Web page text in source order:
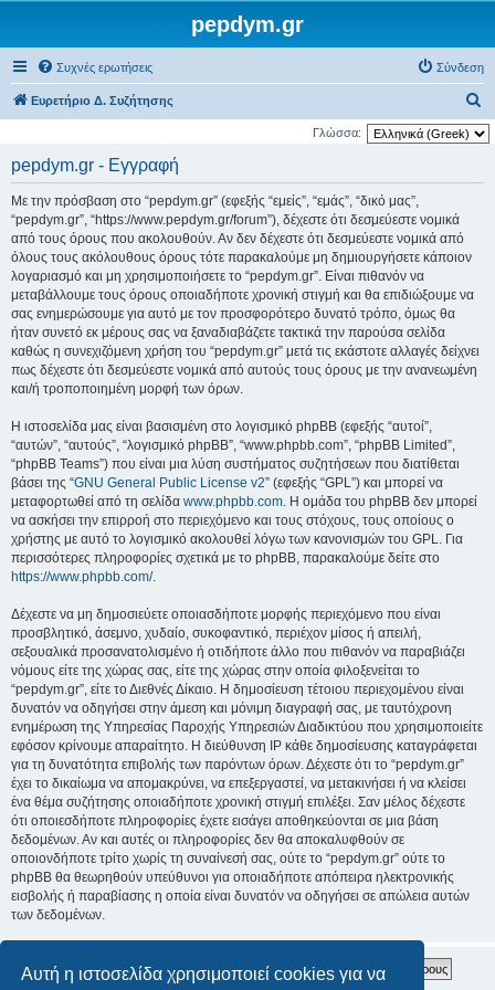
Αυτή η ιστοσελίδα χρησιμοποιεί cookies για να
pepdym.gr
Συχνές ερωτήσεις Σύνδεση
Ευρετήριο Δ. Συζήτησης
ν
Γλώσσα:
pepdym.gr - Εγγραφή
Με την πρόσβαση στο “pepdym.gr” (εφεξής “εμείς”, “εμάς”, “δικό μας”,
“pepdym.gr”, “https://www.pepdym.gr/forum”), δέχεστε ότι δεσμεύεστε νομικά
από τους όρους που ακολουθούν. Αν δεν δέχεστε ότι δεσμεύεστε νομικά από
όλους τους ακόλουθους όρους τότε παρακαλούμε μη δημιουργήσετε κάποιον
λογαριασμό και μη χρησιμοποιήσετε το “pepdym.gr”. Είναι πιθανόν να
μεταβάλλουμε τους όρους οποιαδήποτε χρονική στιγμή και θα επιδιώξουμε να
σας ενημερώσουμε για αυτό με τον προσφορότερο δυνατό τρόπο, όμως θα
ήταν συνετό εκ μέρους σας να ξαναδιαβάζετε τακτικά την παρούσα σελίδα
καθώς η συνεχιζόμενη χρήση του “pepdym.gr” μετά τις εκάστοτε αλλαγές δείχνει
πως δέχεστε ότι δεσμεύεστε νομικά από αυτούς τους όρους με την ανανεωμένη
και/ή τροποποιημένη μορφή των όρων.
Η ιστοσελίδα μας είναι βασισμένη στο λογισμικό phpBB (εφεξής “αυτοί”,
“αυτών”, “αυτούς”, “λογισμικό phpBB”, “www.phpbb.com”, “phpBB Limited”,
“phpBB Teams”) που είναι μια λύση συστήματος συζητήσεων που διατίθεται
βάσει της “GNU General Public License v2” (εφεξής “GPL”) και μπορεί να
μεταφορτωθεί από τη σελίδα www.phpbb.com. Η ομάδα του phpBB δεν μπορεί
να ασκήσει την επιρροή στο περιεχόμενο και τους στόχους, τους οποίους ο
χρήστης με αυτό το λογισμικό ακολουθεί λόγω των κανονισμών του GPL. Για
περισσότερες πληροφορίες σχετικά με το phpBB, παρακαλούμε δείτε στο
https://www.phpbb.com/.
Δέχεστε να μη δημοσιεύετε οποιασδήποτε μορφής περιεχόμενο που είναι
προσβλητικό, άσεμνο, χυδαίο, συκοφαντικό, περιέχον μίσος ή απειλή,
σεξουαλικά προσανατολισμένο ή οτιδήποτε άλλο που πιθανόν να παραβιάζει
νόμους είτε της χώρας σας, είτε της χώρας στην οποία φιλοξενείται το
“pepdym.gr”, είτε το Διεθνές Δίκαιο. Η δημοσίευση τέτοιου περιεχομένου είναι
δυνατόν να οδηγήσει στην άμεση και μόνιμη διαγραφή σας, με ταυτόχρονη
ενημέρωση της Υπηρεσίας Παροχής Υπηρεσιών Διαδικτύου που χρησιμοποιείτε
εφόσον κρίνουμε απαραίτητο. Η διεύθυνση IP κάθε δημοσίευσης καταγράφεται
για τη δυνατότητα επιβολής των παρόντων όρων. Δέχεστε ότι το “pepdym.gr”
έχει το δικαίωμα να απομακρύνει, να επεξεργαστεί, να μετακινήσει ή να κλείσει
ένα θέμα συζήτησης οποιαδήποτε χρονική στιγμή επιλέξει. Σαν μέλος δέχεστε
ότι οποιεσδήποτε πληροφορίες έχετε εισάγει αποθηκεύονται σε μια βάση
δεδομένων. Αν και αυτές οι πληροφορίες δεν θα αποκαλυφθούν σε
οποιονδήποτε τρίτο χωρίς τη συναίνεσή σας, ούτε το “pepdym.gr” ούτε το
phpBB θα θεωρηθούν υπεύθυνοι για οποιαδήποτε απόπειρα ηλεκτρονικής
εισβολής ή παραβίασης η οποία είναι δυνατόν να οδηγήσει σε απώλεια αυτών
των δεδομένων.